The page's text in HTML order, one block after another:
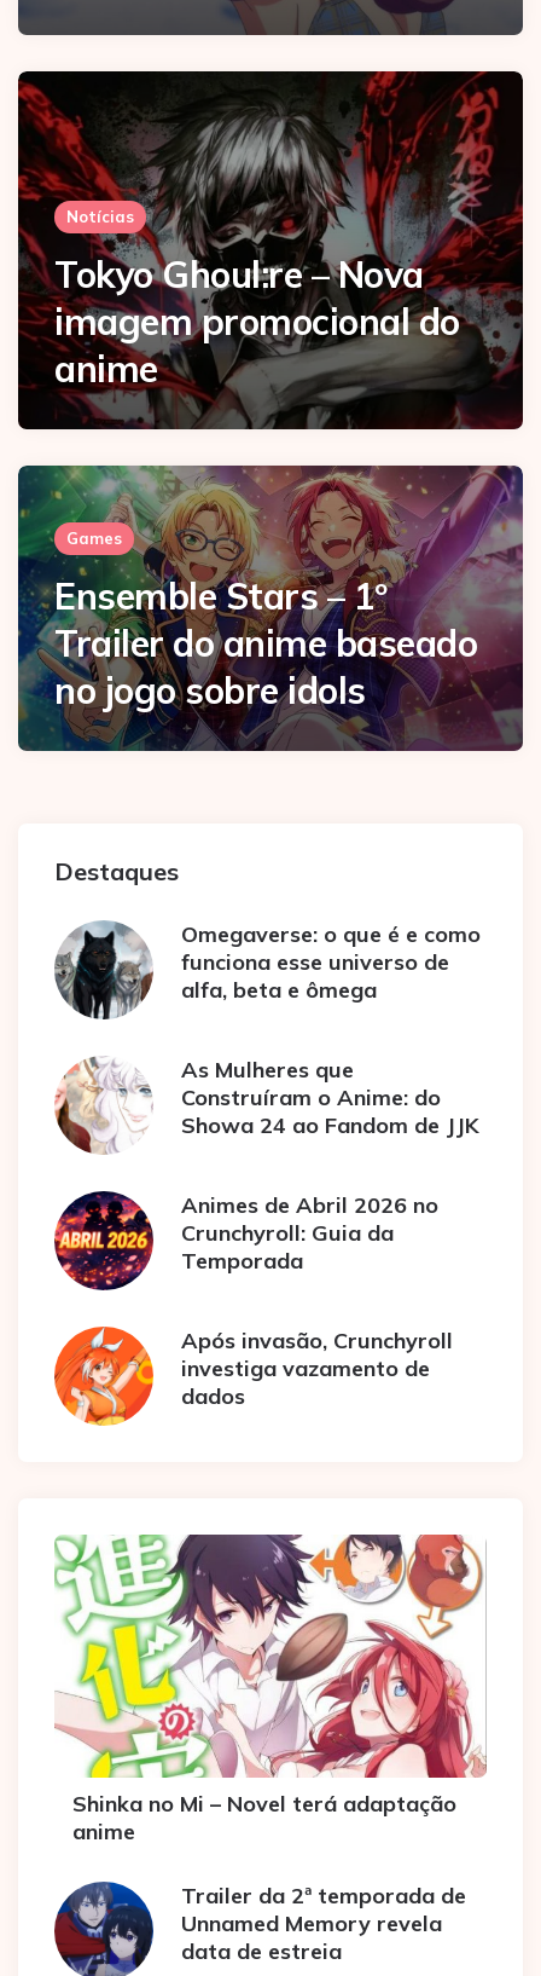
Notícias
Tokyo Ghoul:re – Nova
imagem promocional do
anime
Games
Ensemble Stars – 1º
Trailer do anime baseado
no jogo sobre idols
Destaques
Omegaverse: o que é e como
funciona esse universo de
alfa, beta e ômega
As Mulheres que
Construíram o Anime: do
Showa 24 ao Fandom de JJK
Animes de Abril 2026 no
Crunchyroll: Guia da
Temporada
Após invasão, Crunchyroll
investiga vazamento de
dados
Shinka no Mi – Novel terá adaptação
anime
Trailer da 2ª temporada de
Unnamed Memory revela
data de estreia